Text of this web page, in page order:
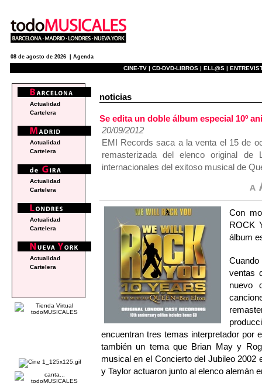
08 de agosto de 2026 | Agenda
CINE-TV | CD-DVD-LIBROS | ELL@S |
noticias
Se edita un doble álbum especial 10º
20/09/2012
EMI Records saca a la venta el 15 de
remasterizada del elenco original de
internacionales del exitoso musical de
Con
ROCK
álbum
ventas
nuevo
encuentran tres temas interpretador por
también un tema que Brian May y
musical en el Concierto del Jubileo
y Taylor actuaron junto al elenco alemán
Actualidad
Cartelera
Actualidad
Cartelera
Actualidad
Cartelera
Actualidad
Cartelera
Actualidad
Cartelera